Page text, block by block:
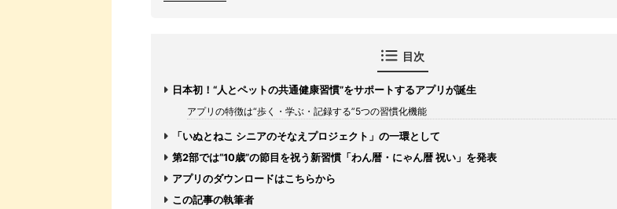
目次
日本初！“人とペットの共通健康習慣”をサポートするアプリが誕生
アプリの特徴は“歩く・学ぶ・記録する”5つの習慣化機能
「いぬとねこ シニアのそなえプロジェクト」の一環として
第2部では“10歳”の節目を祝う新習慣「わん暦・にゃん暦 祝い」を発表
アプリのダウンロードはこちらから
この記事の執筆者